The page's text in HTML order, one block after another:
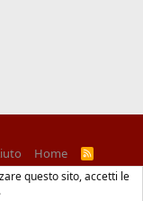
Home
R
S
S
Ltd.
questo sito, accetti le